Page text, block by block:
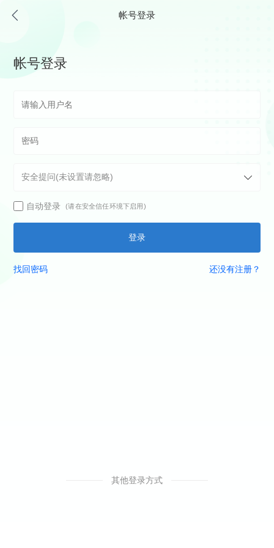
帐号登录
帐号登录
自动登录 (请在安全信任环境下启用)
登录
找回密码 还没有注册？
其他登录方式